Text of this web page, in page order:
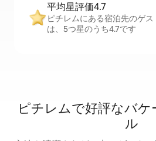
平均星評価4.7
ピチレムにある宿泊先のゲ
は、5つ星のうち4.7です
ピチレムで好評なバケ
ル